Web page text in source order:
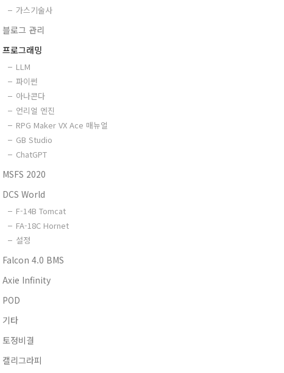
가스기술사
블로그 관리
프로그래밍
LLM
파이썬
아나콘다
언리얼 엔진
RPG Maker VX Ace 매뉴얼
GB Studio
ChatGPT
MSFS 2020
DCS World
F-14B Tomcat
FA-18C Hornet
설정
Falcon 4.0 BMS
Axie Infinity
POD
기타
토정비결
캘리그라피